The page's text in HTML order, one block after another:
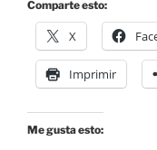
Comparte esto:
X
Imprimir
Me gusta esto: